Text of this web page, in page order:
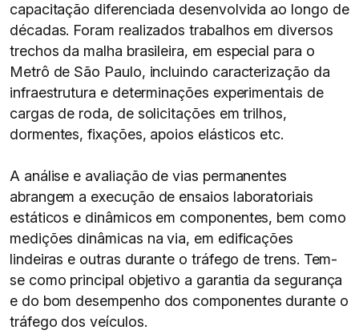
capacitação diferenciada desenvolvida ao longo de
décadas. Foram realizados trabalhos em diversos
trechos da malha brasileira, em especial para o
Metrô de São Paulo, incluindo caracterização da
infraestrutura e determinações experimentais de
cargas de roda, de solicitações em trilhos,
dormentes, fixações, apoios elásticos etc.
A análise e avaliação de vias permanentes
abrangem a execução de ensaios laboratoriais
estáticos e dinâmicos em componentes, bem como
medições dinâmicas na via, em edificações
lindeiras e outras durante o tráfego de trens. Tem-
se como principal objetivo a garantia da segurança
e do bom desempenho dos componentes durante o
tráfego dos veículos.